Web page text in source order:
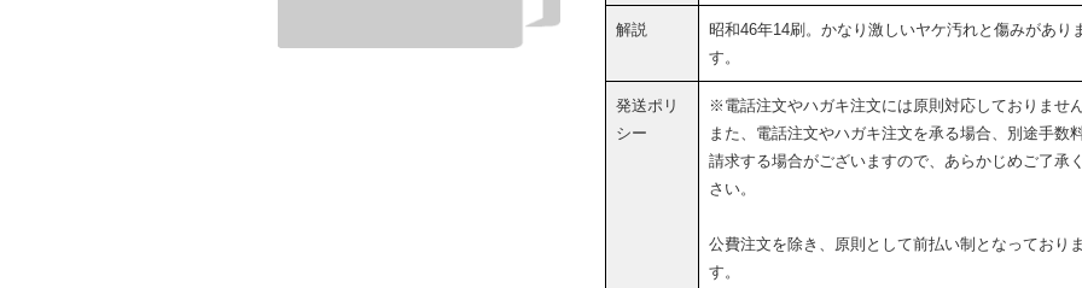
解説
昭和46年14刷。かなり激しいヤケ汚れと傷みがあり
す。
発送ポリ
シー
※電話注文やハガキ注文には原則対応しておりません
また、電話注文やハガキ注文を承る場合、別途手数
請求する場合がございますので、あらかじめご了承
さい。
公費注文を除き、原則として前払い制となっておりま
す。